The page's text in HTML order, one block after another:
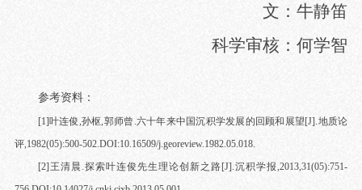
文：牛静笛
科学审核：何学智
参考资料：
[1]叶连俊,孙枢,郭师曾 .六十年来中国沉积学发展的回顾和展望[J].地质论
评,1982(05):500-502.DOI:10.16509/j.georeview.1982.05.018.
[2]王清晨 .探索叶连俊先生理论创新之路[J].沉积学报,2013,31(05):751-